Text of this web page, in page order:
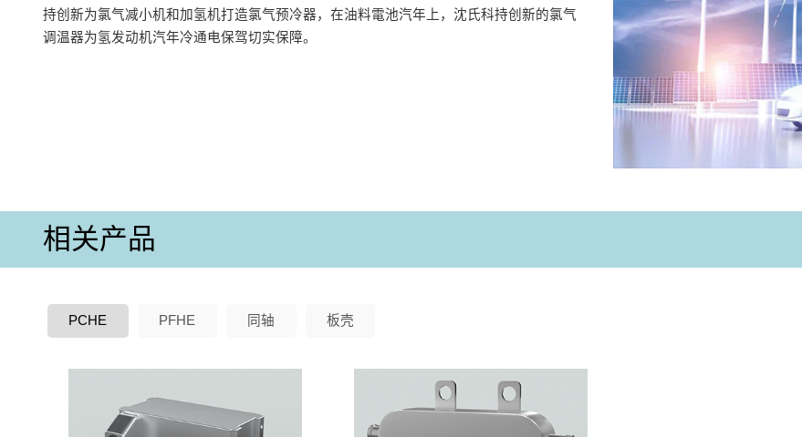
持创新为氯气减小机和加氢机打造氯气预冷器，在油料電池汽年上，沈氏科持创新的氯气
调温器为氢发动机汽年冷通电保驾切实保障。
相关产品
PCHE PFHE 同轴 板壳